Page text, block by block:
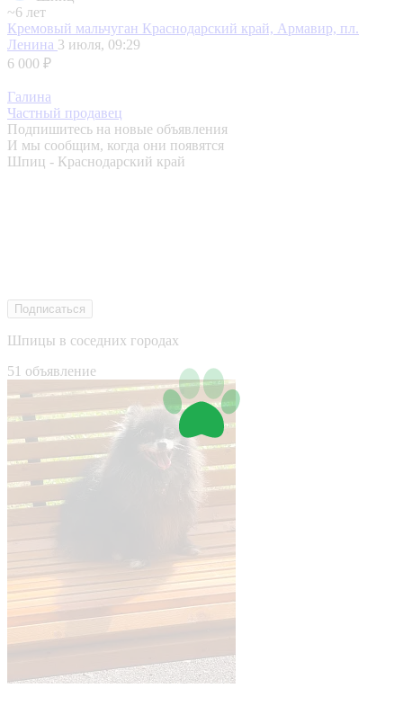
~6 лет
Кремовый мальчуган Краснодарский край, Армавир, пл.
Ленина 3 июля, 09:29
6 000 ₽
Галина
Частный продавец
Подпишитесь на новые объявления
И мы сообщим, когда они появятся
Шпиц - Краснодарский край
Подписаться
Шпицы в соседних городах
51 объявление